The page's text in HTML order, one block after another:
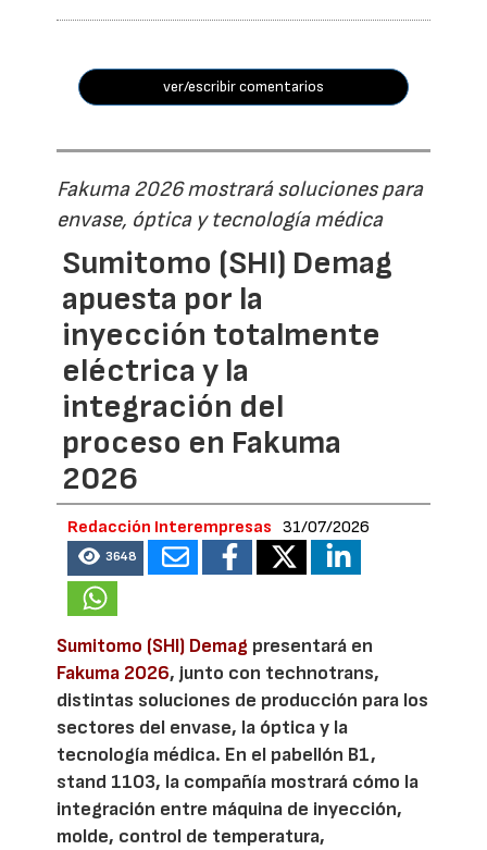
ver/escribir comentarios
Fakuma 2026 mostrará soluciones para
envase, óptica y tecnología médica
Sumitomo (SHI) Demag
apuesta por la
inyección totalmente
eléctrica y la
integración del
proceso en Fakuma
2026
Redacción Interempresas 31/07/2026
3648
Sumitomo (SHI) Demag presentará en
Fakuma 2026, junto con technotrans,
distintas soluciones de producción para los
sectores del envase, la óptica y la
tecnología médica. En el pabellón B1,
stand 1103, la compañía mostrará cómo la
integración entre máquina de inyección,
molde, control de temperatura,